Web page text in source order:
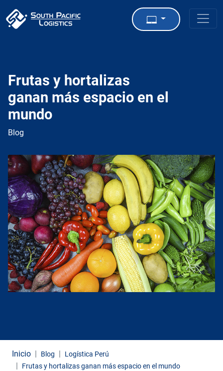
Frutas y hortalizas
ganan más espacio en el
mundo
Blog
Inicio Blog
Logística Perú
Frutas y hortalizas ganan más espacio en el mundo